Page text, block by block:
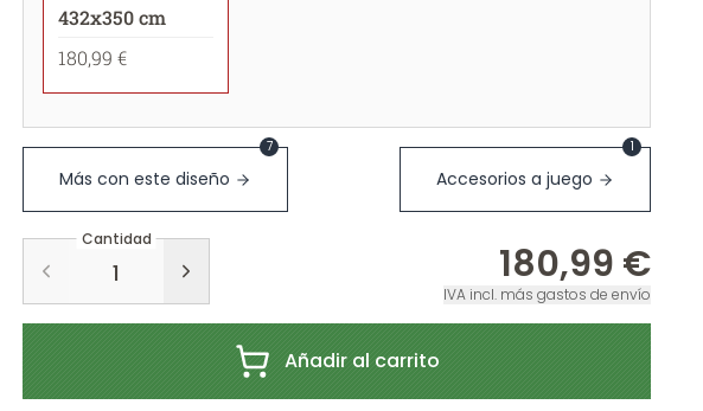
432x350 cm
180,99 €
Más con este diseño
7
Accesorios a juego
1
Cantidad
180,99 €
IVA incl. más gastos de envío
Añadir al carrito